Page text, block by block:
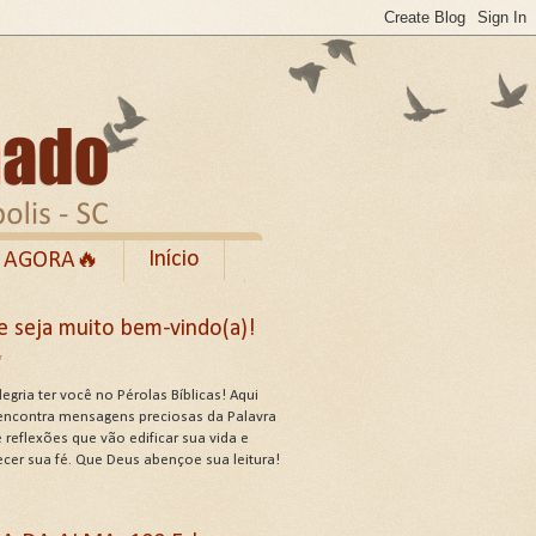
Início
ATRIBUTOS .
seja muito bem-vindo(a)!
ter você no Pérolas Bíblicas! Aqui
mensagens preciosas da Palavra
reflexões que vão edificar sua vida e
sua fé. Que Deus abençoe sua leitura!